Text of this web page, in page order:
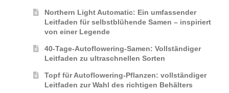
Northern Light Automatic: Ein umfassender
Leitfaden für selbstblühende Samen – inspiriert
von einer Legende
40-Tage-Autoflowering-Samen: Vollständiger
Leitfaden zu ultraschnellen Sorten
Topf für Autoflowering-Pflanzen: vollständiger
Leitfaden zur Wahl des richtigen Behälters